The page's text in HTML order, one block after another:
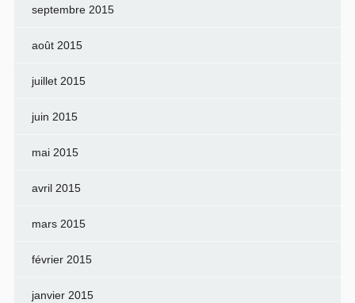
septembre 2015
août 2015
juillet 2015
juin 2015
mai 2015
avril 2015
mars 2015
février 2015
janvier 2015